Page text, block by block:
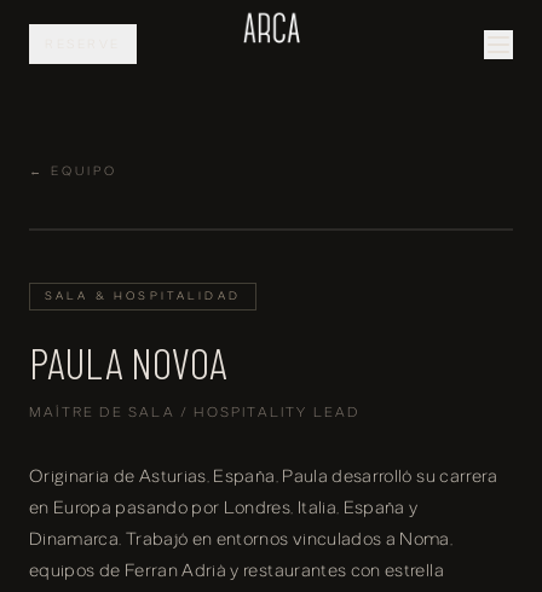
← EQUIPO
SALA & HOSPITALIDAD
PAULA NOVOA
MAÎTRE DE SALA / HOSPITALITY LEAD
Originaria de Asturias, España, Paula desarrolló su carrera
en Europa pasando por Londres, Italia, España y
Dinamarca. Trabajó en entornos vinculados a Noma,
equipos de Ferran Adrià y restaurantes con estrella